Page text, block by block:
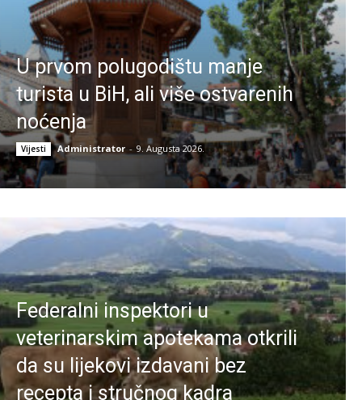
U prvom polugodištu manje
turista u BiH, ali više ostvarenih
noćenja
Vijesti Administrator - 9. Augusta 2026.
Federalni inspektori u
veterinarskim apotekama otkrili
da su lijekovi izdavani bez
recepta i stručnog kadra